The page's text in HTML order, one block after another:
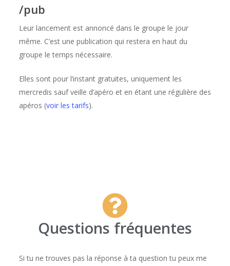
/pub
Leur lancement est annoncé dans le groupe le jour
même. C’est une publication qui restera en haut du
groupe le temps nécessaire.
Elles sont pour l’instant gratuites, uniquement les
mercredis sauf veille d’apéro et en étant une régulière des
apéros (voir les tarifs).
Questions fréquentes
Si tu ne trouves pas la réponse à ta question tu peux me